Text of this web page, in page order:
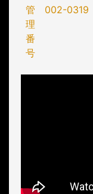
管
理
番
号
002-0319